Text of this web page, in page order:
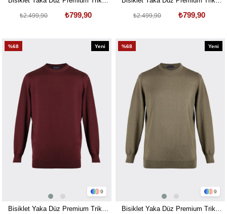
₺799,90
₺2.499,90 ₺799,90
₺2.499,90
9
%68
Yeni
Bisiklet Yaka Düz Premium Triko
9
%68
Yeni
Bisiklet Yaka Düz Premium Triko